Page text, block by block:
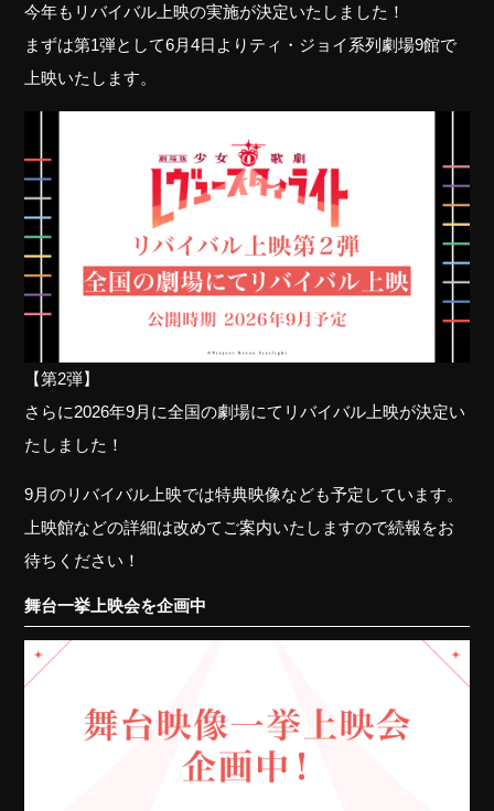
今年もリバイバル上映の実施が決定いたしました！
まずは第1弾として6月4日よりティ・ジョイ系列劇場9館で
上映いたします。
【第2弾】
さらに2026年9月に全国の劇場にてリバイバル上映が決定い
たしました！
9月のリバイバル上映では特典映像なども予定しています。
上映館などの詳細は改めてご案内いたしますので続報をお
待ちください！
舞台一挙上映会を企画中